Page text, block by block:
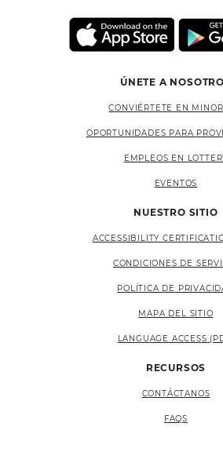
ÚNETE A
CONVIÉRTETE EN
OPORTUNIDADES PARA
EMPLEOS EN
EVENTOS
NUESTRO SITIO
ACCESSIBILITY
CONDICIONES DE
POLÍTICA DE
MAPA DEL SITIO
LANGUAGE ACCESS
RECURSOS
CONTÁCTANOS
FAQS